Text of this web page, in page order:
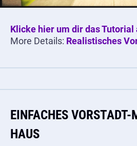
Klicke hier um dir das Tutorial
More Details: Realistisches
EINFACHES VORSTADT-
HAUS